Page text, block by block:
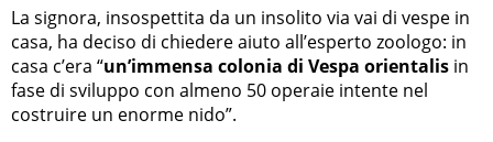
La signora, insospettita da un insolito via vai di vespe in
casa, ha deciso di chiedere aiuto all’esperto zoologo: in
casa c’era “un’immensa colonia di Vespa orientalis in
fase di sviluppo con almeno 50 operaie intente nel
costruire un enorme nido”.